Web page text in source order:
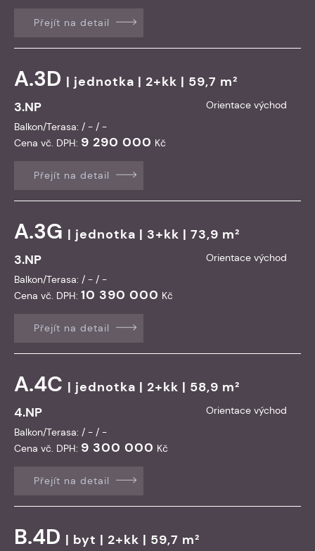
Přejít na detail
A.3D | jednotka | 2+kk | 59,7 m²
3.NP
Orientace východ
Balkon/Terasa: / - / -
Cena vč. DPH: 9 290 000 Kč
Přejít na detail
A.3G | jednotka | 3+kk | 73,9 m²
3.NP
Orientace východ
Balkon/Terasa: / - / -
Cena vč. DPH: 10 390 000 Kč
Přejít na detail
A.4C | jednotka | 2+kk | 58,9 m²
4.NP
Orientace východ
Balkon/Terasa: / - / -
Cena vč. DPH: 9 300 000 Kč
Přejít na detail
B.4D | byt | 2+kk | 59,7 m²